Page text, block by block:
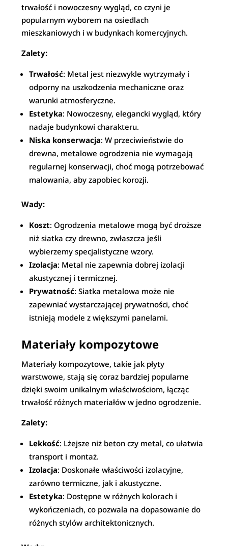
trwałość i nowoczesny wygląd, co czyni je
popularnym wyborem na osiedlach
mieszkaniowych i w budynkach komercyjnych.
Zalety:
Trwałość: Metal jest niezwykle wytrzymały i
odporny na uszkodzenia mechaniczne oraz
warunki atmosferyczne.
Estetyka: Nowoczesny, elegancki wygląd, który
nadaje budynkowi charakteru.
Niska konserwacja: W przeciwieństwie do
drewna, metalowe ogrodzenia nie wymagają
regularnej konserwacji, choć mogą potrzebować
malowania, aby zapobiec korozji.
Wady:
Koszt: Ogrodzenia metalowe mogą być droższe
niż siatka czy drewno, zwłaszcza jeśli
wybierzemy specjalistyczne wzory.
Izolacja: Metal nie zapewnia dobrej izolacji
akustycznej i termicznej.
Prywatność: Siatka metalowa może nie
zapewniać wystarczającej prywatności, choć
istnieją modele z większymi panelami.
Materiały kompozytowe
Materiały kompozytowe, takie jak płyty
warstwowe, stają się coraz bardziej popularne
dzięki swoim unikalnym właściwościom, łącząc
trwałość różnych materiałów w jedno ogrodzenie.
Zalety:
Lekkość: Lżejsze niż beton czy metal, co ułatwia
transport i montaż.
Izolacja: Doskonałe właściwości izolacyjne,
zarówno termiczne, jak i akustyczne.
Estetyka: Dostępne w różnych kolorach i
wykończeniach, co pozwala na dopasowanie do
różnych stylów architektonicznych.